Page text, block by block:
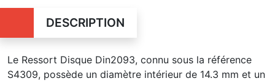
DESCRIPTION
Le Ressort Disque Din2093, connu sous la référence
S4309, possède un diamètre intérieur de 14.3 mm et un